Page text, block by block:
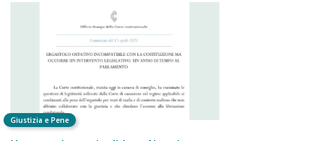
Giustizia e Pene